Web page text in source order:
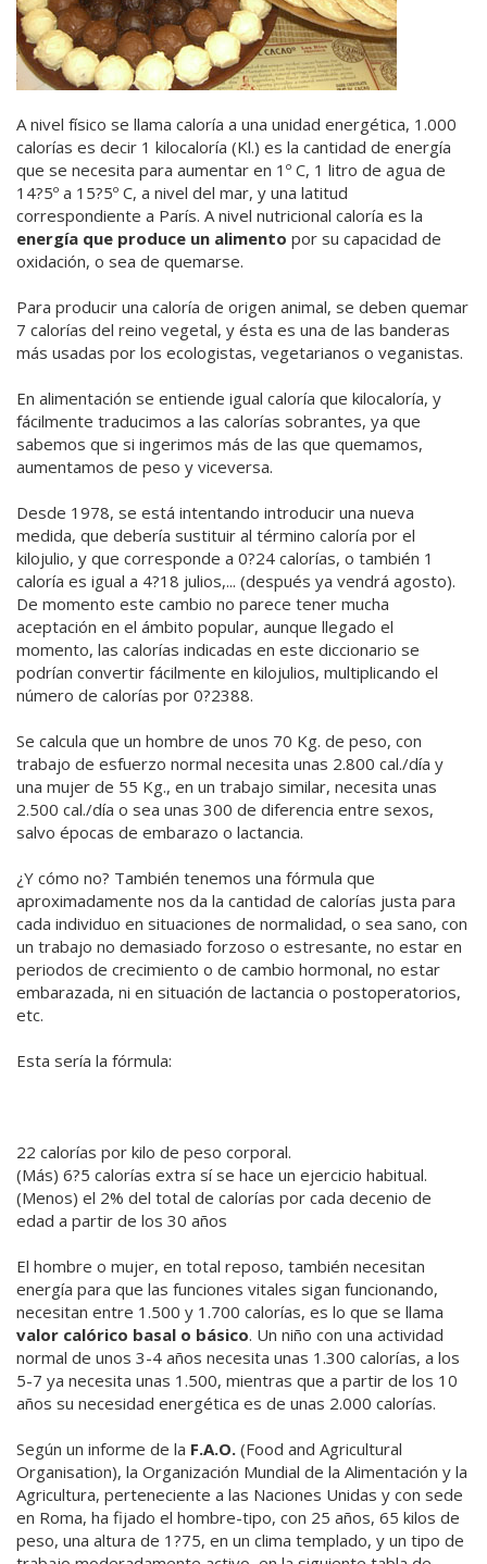
A nivel físico se llama caloría a una unidad energética, 1.000
calorías es decir 1 kilocaloría (Kl.) es la cantidad de energía
que se necesita para aumentar en 1º C, 1 litro de agua de
14?5º a 15?5º C, a nivel del mar, y una latitud
correspondiente a París. A nivel nutricional caloría es la
energía que produce un alimento por su capacidad de
oxidación, o sea de quemarse.
Para producir una caloría de origen animal, se deben quemar
7 calorías del reino vegetal, y ésta es una de las banderas
más usadas por los ecologistas, vegetarianos o veganistas.
En alimentación se entiende igual caloría que kilocaloría, y
fácilmente traducimos a las calorías sobrantes, ya que
sabemos que si ingerimos más de las que quemamos,
aumentamos de peso y viceversa.
Desde 1978, se está intentando introducir una nueva
medida, que debería sustituir al término caloría por el
kilojulio, y que corresponde a 0?24 calorías, o también 1
caloría es igual a 4?18 julios,... (después ya vendrá agosto).
De momento este cambio no parece tener mucha
aceptación en el ámbito popular, aunque llegado el
momento, las calorías indicadas en este diccionario se
podrían convertir fácilmente en kilojulios, multiplicando el
número de calorías por 0?2388.
Se calcula que un hombre de unos 70 Kg. de peso, con
trabajo de esfuerzo normal necesita unas 2.800 cal./día y
una mujer de 55 Kg., en un trabajo similar, necesita unas
2.500 cal./día o sea unas 300 de diferencia entre sexos,
salvo épocas de embarazo o lactancia.
¿Y cómo no? También tenemos una fórmula que
aproximadamente nos da la cantidad de calorías justa para
cada individuo en situaciones de normalidad, o sea sano, con
un trabajo no demasiado forzoso o estresante, no estar en
periodos de crecimiento o de cambio hormonal, no estar
embarazada, ni en situación de lactancia o postoperatorios,
etc.
Esta sería la fórmula:
22 calorías por kilo de peso corporal.
(Más) 6?5 calorías extra sí se hace un ejercicio habitual.
(Menos) el 2% del total de calorías por cada decenio de
edad a partir de los 30 años
El hombre o mujer, en total reposo, también necesitan
energía para que las funciones vitales sigan funcionando,
necesitan entre 1.500 y 1.700 calorías, es lo que se llama
valor calórico basal o básico. Un niño con una actividad
normal de unos 3-4 años necesita unas 1.300 calorías, a los
5-7 ya necesita unas 1.500, mientras que a partir de los 10
años su necesidad energética es de unas 2.000 calorías.
Según un informe de la F.A.O. (Food and Agricultural
Organisation), la Organización Mundial de la Alimentación y la
Agricultura, perteneciente a las Naciones Unidas y con sede
en Roma, ha fijado el hombre-tipo, con 25 años, 65 kilos de
peso, una altura de 1?75, en un clima templado, y un tipo de